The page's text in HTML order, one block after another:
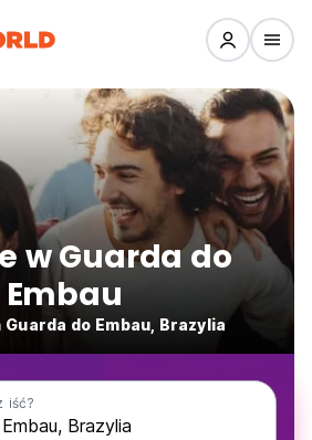
w Guarda do
Embau
do Embau, Brazylia
iść?